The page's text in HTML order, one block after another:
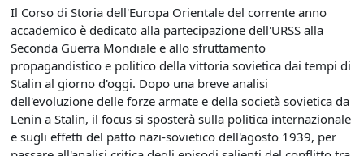
Il Corso di Storia dell'Europa Orientale del corrente anno
accademico è dedicato alla partecipazione dell'URSS alla
Seconda Guerra Mondiale e allo sfruttamento
propagandistico e politico della vittoria sovietica dai tempi di
Stalin al giorno d'oggi. Dopo una breve analisi
dell'evoluzione delle forze armate e della società sovietica da
Lenin a Stalin, il focus si sposterà sulla politica internazionale
e sugli effetti del patto nazi-sovietico dell'agosto 1939, per